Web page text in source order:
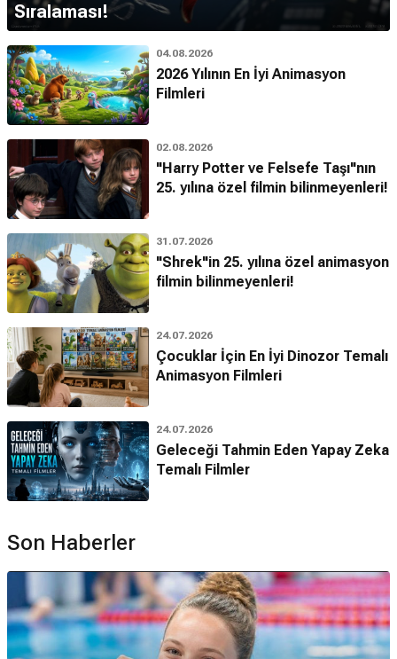
Sıralaması!
04.08.2026
2026 Yılının En İyi Animasyon
Filmleri
02.08.2026
"Harry Potter ve Felsefe Taşı"nın
25. yılına özel filmin bilinmeyenleri!
31.07.2026
"Shrek"in 25. yılına özel animasyon
filmin bilinmeyenleri!
24.07.2026
Çocuklar İçin En İyi Dinozor Temalı
Animasyon Filmleri
24.07.2026
Geleceği Tahmin Eden Yapay Zeka
Temalı Filmler
Son Haberler